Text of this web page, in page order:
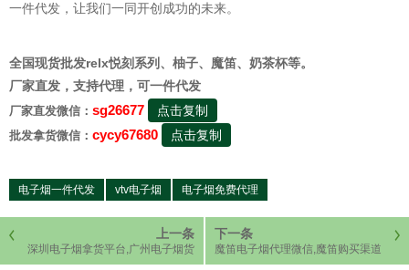
一件代发，让我们一同开创成功的未来。
全国现货批发relx悦刻系列、柚子、魔笛、奶茶杯等。
厂家直发，支持代理，可一件代发
厂家直发微信： sg26677 点击复制
批发拿货微信： cycy67680 点击复制
电子烟一件代发 vtv电子烟 电子烟免费代理
上一条
深圳电子烟拿货平台,广州电子烟货
源渠道
下一条
魔笛电子烟代理微信,魔笛购买渠道
网上平台